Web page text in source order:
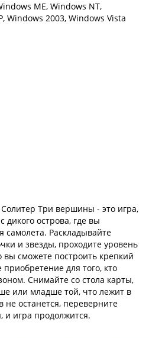
ME, Windows NT,
Windows 2003, Windows Vista
Три вершины - это игра,
дикого острова, где вы
самолета. Раскладывайте
и звезды, проходите уровень
вы сможете построить крепкий
для того, кто
Снимайте со стола карты,
или младше той, что лежит в
не останется, переверните
и игра продолжится.